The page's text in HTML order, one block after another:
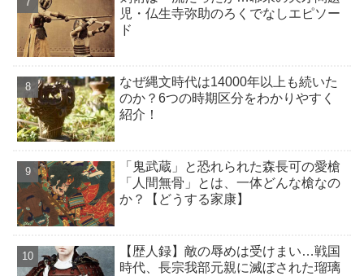
児・仏生寺弥助のろくでなしエピソー
ド
なぜ縄文時代は14000年以上も続いた
のか？6つの時期区分をわかりやすく
紹介！
「鬼武蔵」と恐れられた森長可の愛槍
「人間無骨」とは、一体どんな槍なの
か？【どうする家康】
【歴人録】敵の辱めは受けまい…戦国
時代、長宗我部元親に滅ぼされた瑠璃